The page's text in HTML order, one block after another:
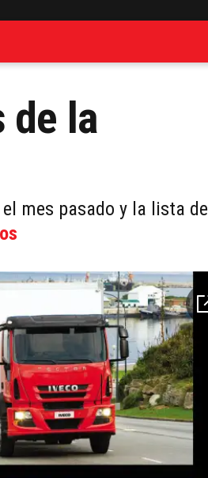
de la
mes pasado y la lista de